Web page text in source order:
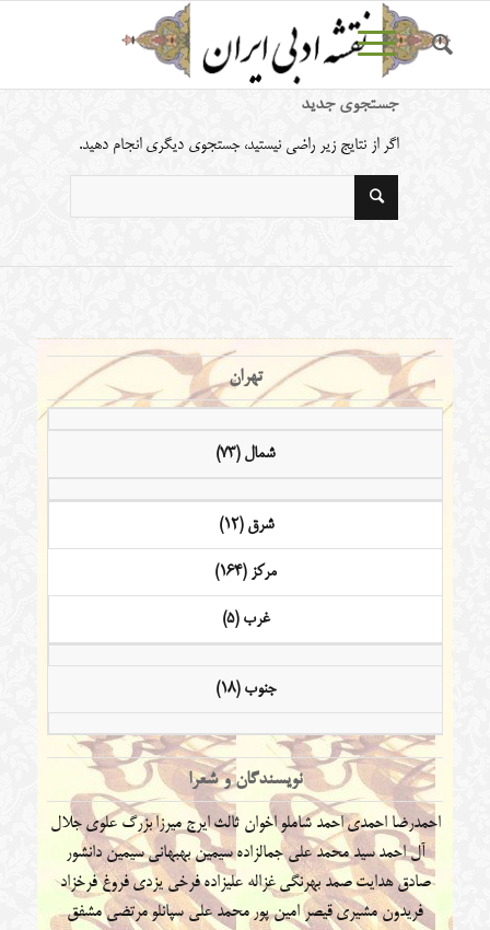
جستجوی جدید
اگر از نتایج زیر راضی نیستید، جستجوی دیگری انجام دهید.
تهران
شمال (73)
شرق (12)
مرکز (164)
غرب (5)
جنوب (18)
نویسندگان و شعرا
احمدرضا احمدیاحمد شاملو اخوان ثالث ایرج میرزابزرگ علوی جلال
آل احمدسید محمد علی جمالزادهسیمین بهبهانیسیمین دانشور
صادق هدایتصمد بهرنگی غزاله علیزادهفرخی یزدی فروغ فرخزاد
فریدون مشیری قیصر امین پور محمد علی سپانلومرتضی مشفق